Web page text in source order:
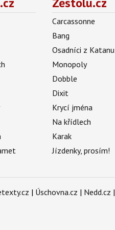
Carcassonne
Bang
Osadníci z Katanu
Monopoly
Dobble
Dixit
Krycí jména
Na křídlech
Karak
Jízdenky, prosím!
| Úschovna.cz | Nedd.cz |